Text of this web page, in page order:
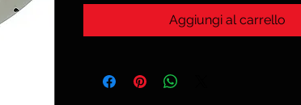
Aggiungi al carrello